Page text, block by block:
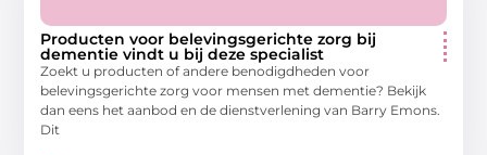
Producten voor belevingsgerichte zorg bij
dementie vindt u bij deze specialist
Zoekt u producten of andere benodigdheden voor
belevingsgerichte zorg voor mensen met dementie? Bekijk
dan eens het aanbod en de dienstverlening van Barry Emons.
Dit